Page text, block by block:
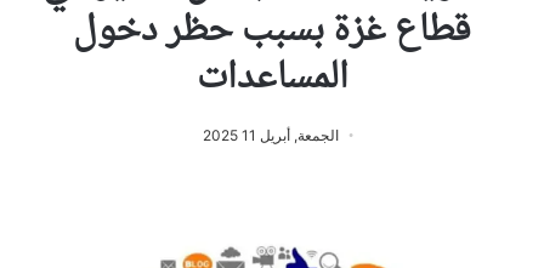
قطاع غزة بسبب حظر دخول
المساعدات
الجمعة, أبريل 11 2025